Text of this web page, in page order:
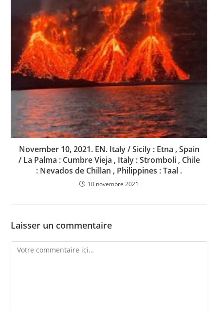
November 10, 2021. EN. Italy / Sicily : Etna , Spain
/ La Palma : Cumbre Vieja , Italy : Stromboli , Chile
: Nevados de Chillan , Philippines : Taal .
10 novembre 2021
Laisser un commentaire
Comment